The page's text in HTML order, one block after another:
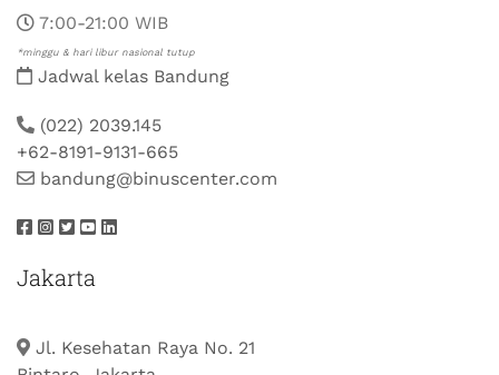
7:00-21:00 WIB
*minggu & hari libur nasional tutup
Jadwal kelas Bandung
(022) 2039.145
+62-8191-9131-665
bandung@binuscenter.com
Jakarta
Jl. Kesehatan Raya No. 21